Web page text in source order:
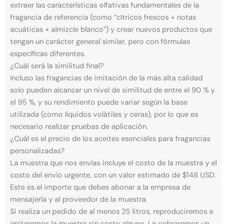
extraer las características olfativas fundamentales de la
fragancia de referencia (como “cítricos frescos + notas
acuáticas + almizcle blanco”) y crear nuevos productos que
tengan un carácter general similar, pero con fórmulas
específicas diferentes.
¿Cuál será la similitud final?
Incluso las fragancias de imitación de la más alta calidad
solo pueden alcanzar un nivel de similitud de entre el 90 % y
el 95 %, y su rendimiento puede variar según la base
utilizada (como líquidos volátiles y ceras), por lo que es
necesario realizar pruebas de aplicación.
¿Cuál es el precio de los aceites esenciales para fragancias
personalizadas?
La muestra que nos envías incluye el costo de la muestra y el
costo del envío urgente, con un valor estimado de $148 USD.
Este es el importe que debes abonar a la empresa de
mensajería y al proveedor de la muestra.
Si realiza un pedido de al menos 25 litros, reproduciremos e